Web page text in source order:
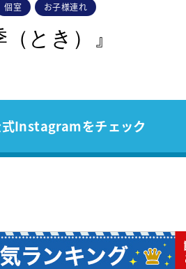
個室 お子様連れ
とき）』
Instagramをチェック